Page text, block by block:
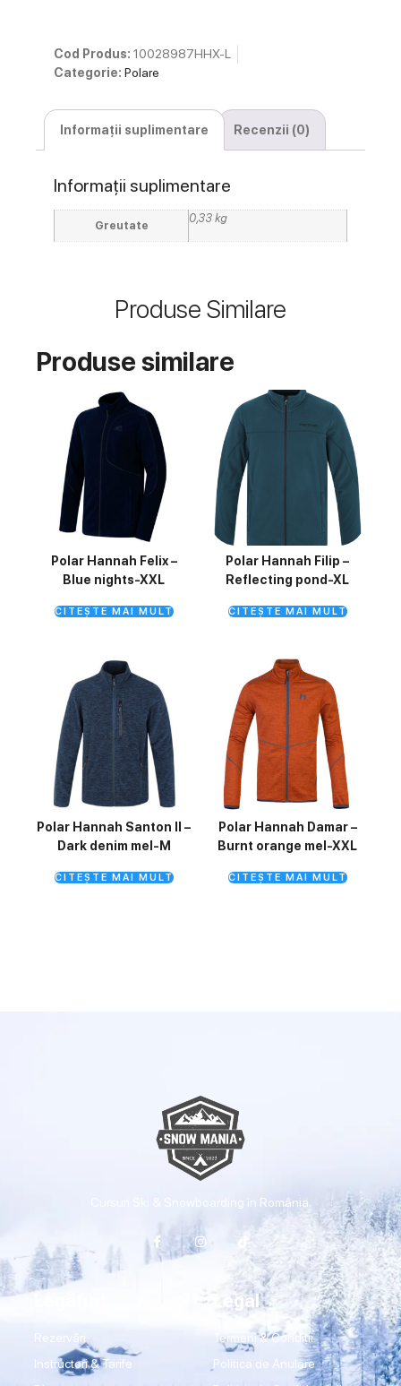
Cod Produs: 10028987HHX-L
Categorie: Polare
Informații suplimentare Recenzii (0)
Informații suplimentare
Greutate
0,33 kg
Produse Similare
Produse similare
Polar Hannah Felix –
Blue nights-XXL
CITEȘTE MAI MULT
Polar Hannah Filip –
Reflecting pond-XL
CITEȘTE MAI MULT
Polar Hannah Santon II –
Dark denim mel-M
CITEȘTE MAI MULT
Polar Hannah Damar –
Burnt orange mel-XXL
CITEȘTE MAI MULT
Cursuri Ski & Snowboarding în România.
Rezervări
Instructori & Tarife
Legal
Termeni & Condiții
Politica de Anulare